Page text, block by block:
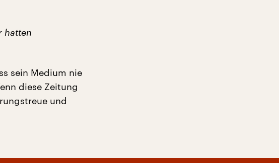
hatten
sein Medium nie
diese Zeitung
und